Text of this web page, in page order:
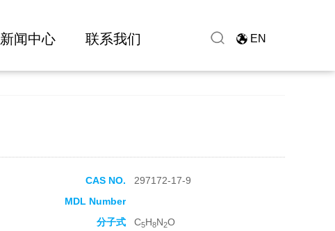
新闻中心 联系我们 EN
CAS NO.
297172-17-9
MDL Number
分子式 C5H8N2O